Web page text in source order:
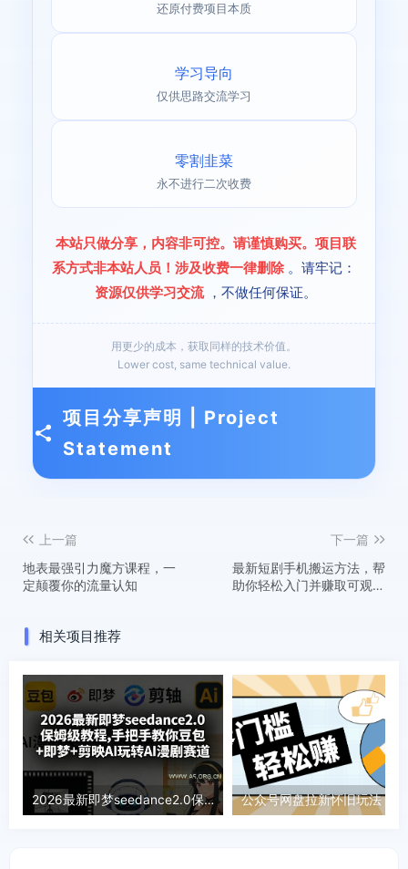
还原付费项目本质
学习导向
仅供思路交流学习
零割韭菜
永不进行二次收费
本站只做分享，内容非可控。请谨慎购买。项目联
系方式非本站人员！涉及收费一律删除 。请牢记：
资源仅供学习交流 ，不做任何保证。
用更少的成本，获取同样的技术价值。
Lower cost, same technical value.
项目分享声明 | Project
Statement
上一篇
地表最强引力魔方课程，一
定颠覆你的流量认知
下一篇
最新短剧手机搬运方法，帮
助你轻松入门并赚取可观的
相关项目推荐
2026最新即梦seedance2.0保姆级教程,手把手教你豆包+即梦+剪映AI玩转AI漫剧赛道